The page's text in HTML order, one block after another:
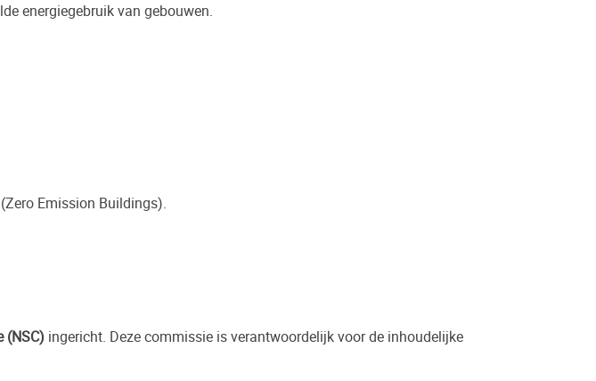
energiegebruik van gebouwen.
Emission Buildings).
(NSC) ingericht. Deze commissie is verantwoordelijk voor de inhoudelijke